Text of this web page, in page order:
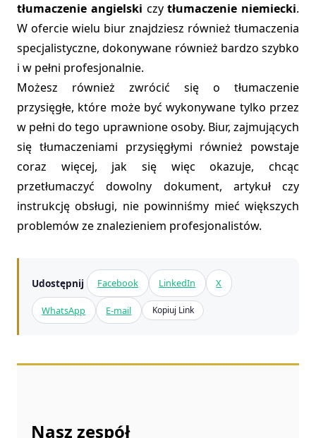
tłumaczenie angielski czytłumaczenie niemiecki.
W ofercie wielu biur znajdziesz również tłumaczenia
specjalistyczne, dokonywane również bardzo szybko
i w pełni profesjonalnie.
Możesz również zwrócić się o tłumaczenie
przysięgłe, które może być wykonywane tylko przez
w pełni do tego uprawnione osoby. Biur, zajmujących
się tłumaczeniami przysięgłymi również powstaje
coraz więcej, jak się więc okazuje, chcąc
przetłumaczyć dowolny dokument, artykuł czy
instrukcję obsługi, nie powinniśmy mieć większych
problemów ze znalezieniem profesjonalistów.
Udostępnij Facebook LinkedIn X
WhatsApp E-mail Kopiuj Link
Nasz zespół